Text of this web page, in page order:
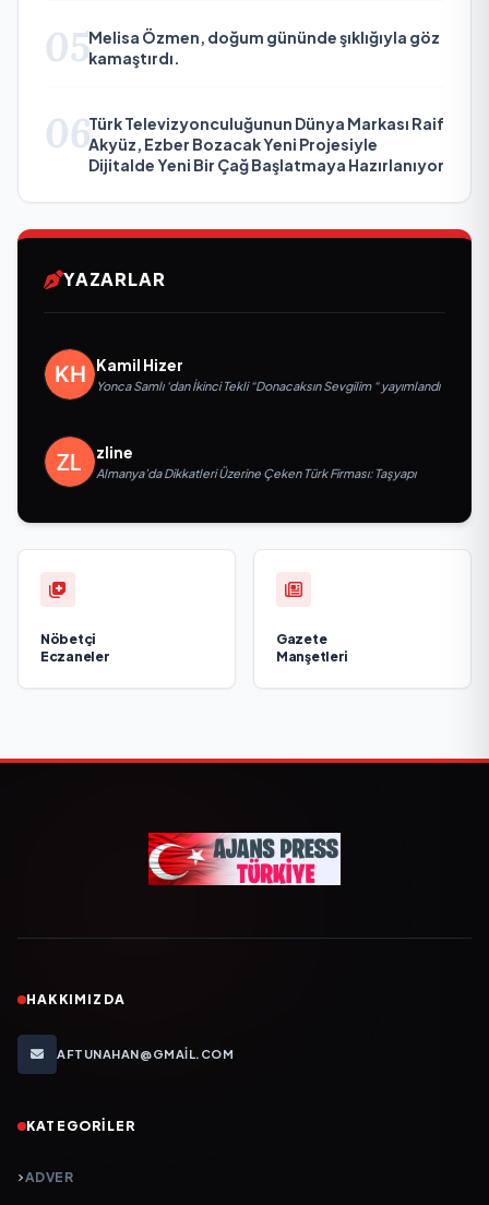
05Melisa Özmen, doğum gününde şıklığıyla göz
kamaştırdı.
06Türk Televizyonculuğunun Dünya Markası Raif
Akyüz, Ezber Bozacak Yeni Projesiyle
Dijitalde Yeni Bir Çağ Başlatmaya Hazırlanıyor
YAZARLAR
Kamil Hizer
Yonca Samlı ‘dan İkinci Tekli “Donacaksın Sevgilim “ yayımlandı
zline
Almanya’da Dikkatleri Üzerine Çeken Türk Firması: Taşyapı
Nöbetçi
Eczaneler
Gazete
Manşetleri
HAKKIMIZDA
AFTUNAHAN@GMAIL.COM
KATEGORILER
ADVER